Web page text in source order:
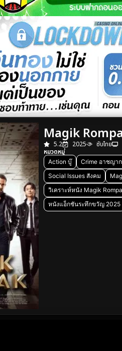
Magik
5.2 2025
ซับไทย
หมวดหมู่
Action บู๊
Crime อาชญา
Social Issues สังคม
วิเคราะห์หนัง Magik
หนังแอ็กชันระทึกขวัญ 2025